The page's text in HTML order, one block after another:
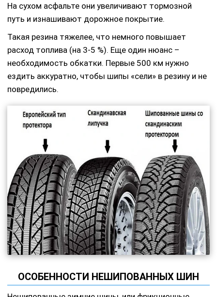
На сухом асфальте они увеличивают тормозной
путь и изнашивают дорожное покрытие.
Такая резина тяжелее, что немного повышает
расход топлива (на 3-5 %). Еще один нюанс –
необходимость обкатки. Первые 500 км нужно
ездить аккуратно, чтобы шипы «сели» в резину и не
повредились.
ОСОБЕННОСТИ НЕШИПОВАННЫХ ШИН